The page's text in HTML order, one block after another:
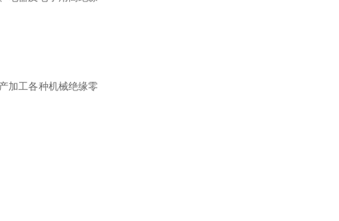
加工各种机械绝缘零